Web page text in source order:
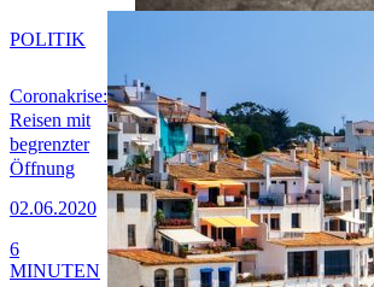
Coronakrise:
Reisen mit
begrenzter
Öffnung
02.06.2020
POLITIK
6
MINUTEN